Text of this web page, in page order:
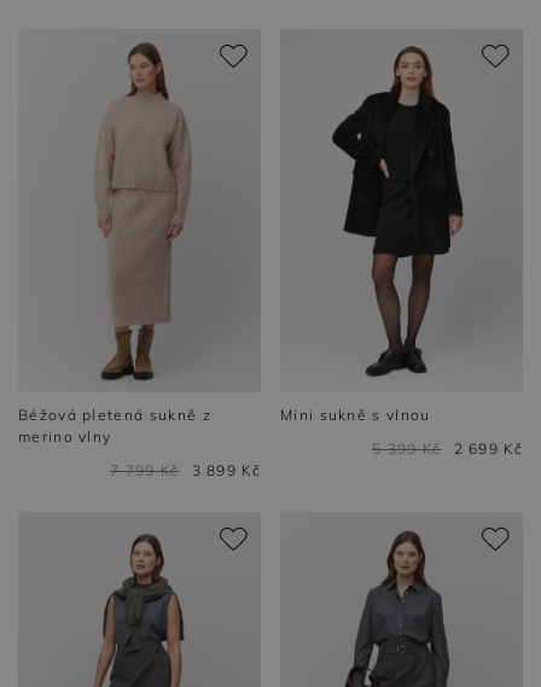
Béžová pletená sukně z
merino vlny
7 799 Kč
3 899 Kč
Mini sukně s vlnou
5 399 Kč
2 699 Kč